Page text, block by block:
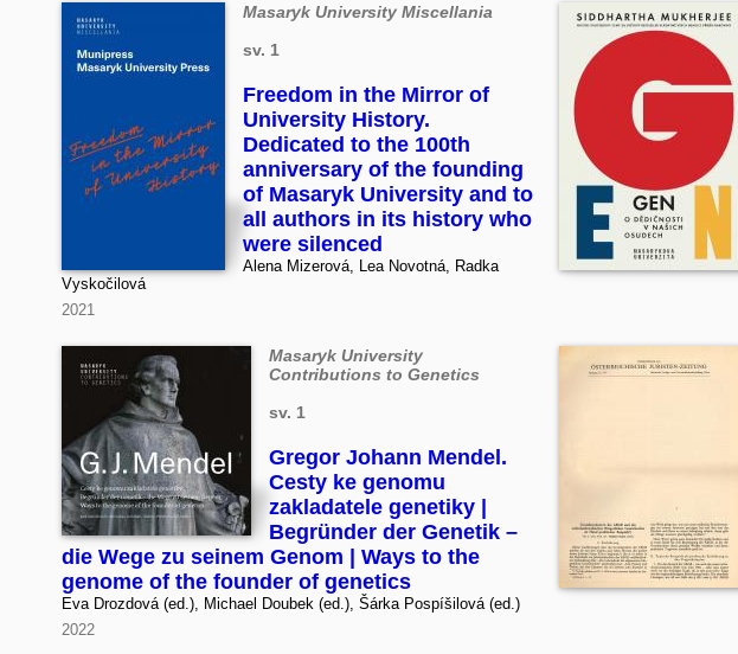
Masaryk University Miscellania
sv. 1
Freedom in the Mirror of
University History.
Dedicated to the 100th
anniversary of the founding
of Masaryk University and to
all authors in its history who
were silenced
Alena Mizerová, Lea Novotná, Radka
Vyskočilová
2021
Masaryk University
Contributions to Genetics
sv. 1
Gregor Johann Mendel.
Cesty ke genomu
zakladatele genetiky |
Begründer der Genetik –
die Wege zu seinem Genom | Ways to the
genome of the founder of genetics
Eva Drozdová (ed.), Michael Doubek (ed.), Šárka Pospíšilová (ed.)
2022